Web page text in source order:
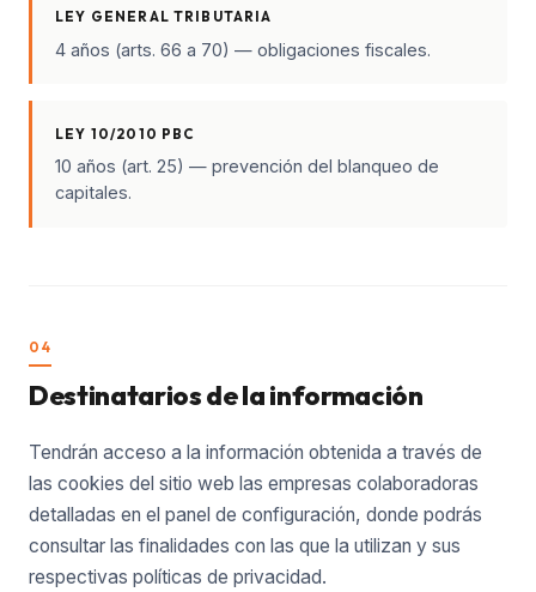
LEY GENERAL TRIBUTARIA
4 años (arts. 66 a 70) — obligaciones fiscales.
LEY 10/2010 PBC
10 años (art. 25) — prevención del blanqueo de
capitales.
04
Destinatarios de la información
Tendrán acceso a la información obtenida a través de
las cookies del sitio web las empresas colaboradoras
detalladas en el panel de configuración, donde podrás
consultar las finalidades con las que la utilizan y sus
respectivas políticas de privacidad.